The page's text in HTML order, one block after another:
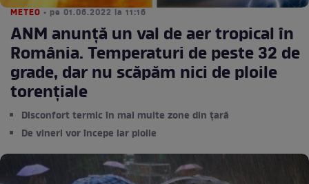
METEO • pe 01.06.2022 la 11:16
ANM anunță un val de aer tropical în
România. Temperaturi de peste 32 de
grade, dar nu scăpăm nici de ploile
torențiale
Disconfort termic în mai multe zone din țară
De vineri vor începe iar ploile